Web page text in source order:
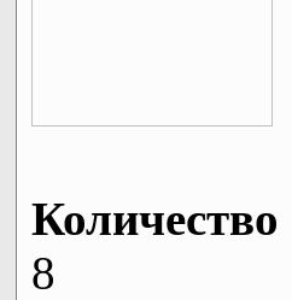
Количество
8